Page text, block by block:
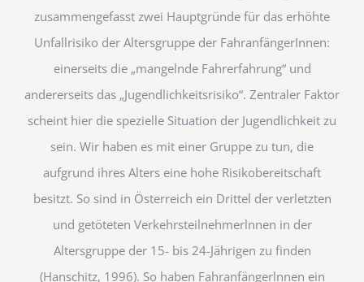
zusammenge­fasst zwei Hauptgründe für das erhöhte
Unfallrisiko der Altersgruppe der FahranfängerInnen:
einerseits die „mangelnde Fahrerfahrung“ und
andererseits das „Jugendlichkeitsrisiko“. Zentraler Faktor
scheint hier die spezielle Situation der Jugendlichkeit zu
sein. Wir haben es mit einer Gruppe zu tun, die
aufgrund ihres Alters eine hohe Risikobereitschaft
besitzt. So sind in Österreich ein Drittel der verletzten
und getöteten Verkehrsteilnehmerlnnen in der
Altersgruppe der 15- bis 24-Jährigen zu finden
(Hanschitz, 1996). So haben Fahranfängerlnnen ein